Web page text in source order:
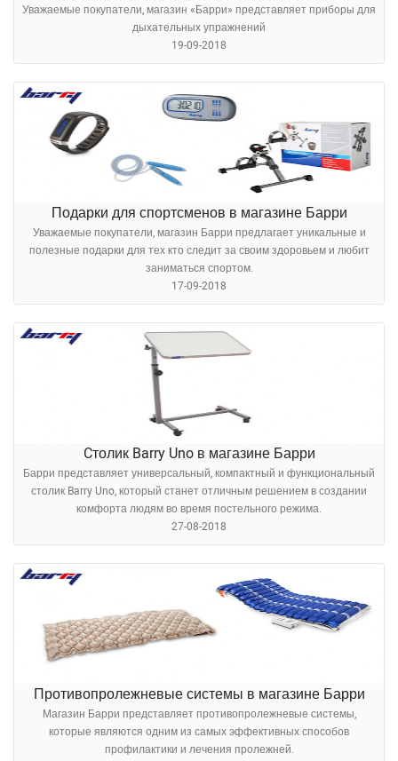
Уважаемые покупатели, магазин «Барри» представляет приборы для
дыхательных упражнений
19-09-2018
Подарки для спортсменов в магазине Барри
Уважаемые покупатели, магазин Барри предлагает уникальные и
полезные подарки для тех кто следит за своим здоровьем и любит
заниматься спортом.
17-09-2018
Cтолик Barry Uno в магазине Барри
Барри представляет универсальный, компактный и функциональный
столик Barry Uno, который станет отличным решением в создании
комфорта людям во время постельного режима.
27-08-2018
Противопролежневые системы в магазине Барри
Магазин Барри представляет противопролежневые системы,
которые являются одним из самых эффективных способов
профилактики и лечения пролежней.